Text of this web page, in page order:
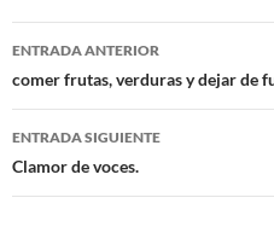
o
o
e
r
Navegación
de
entradas
ENTRADA ANTERIOR
comer frutas, verduras y dejar de
ENTRADA SIGUIENTE
Clamor de voces.